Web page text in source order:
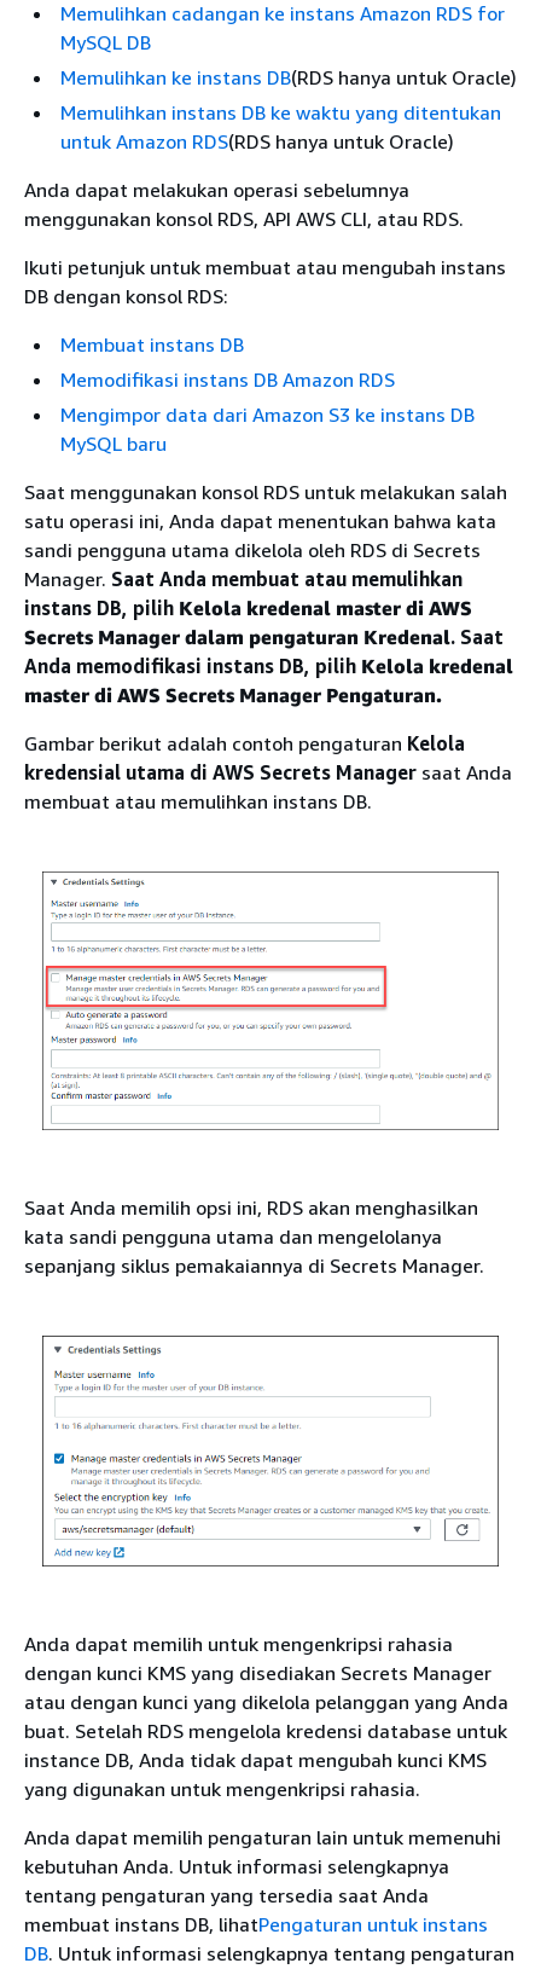
Memulihkan cadangan ke instans Amazon RDS for
MySQL DB
Memulihkan ke instans DB(RDS hanya untuk Oracle)
Memulihkan instans DB ke waktu yang ditentukan
untuk Amazon RDS(RDS hanya untuk Oracle)
Anda dapat melakukan operasi sebelumnya
menggunakan konsol RDS, API AWS CLI, atau RDS.
Ikuti petunjuk untuk membuat atau mengubah instans
DB dengan konsol RDS:
Membuat instans DB
Memodifikasi instans DB Amazon RDS
Mengimpor data dari Amazon S3 ke instans DB
MySQL baru
Saat menggunakan konsol RDS untuk melakukan salah
satu operasi ini, Anda dapat menentukan bahwa kata
sandi pengguna utama dikelola oleh RDS di Secrets
Manager. Saat Anda membuat atau memulihkan
instans DB, pilih Kelola kredenal master di AWS
Secrets Manager dalam pengaturan Kredenal. Saat
Anda memodifikasi instans DB, pilih Kelola kredenal
master di AWS Secrets Manager Pengaturan.
Gambar berikut adalah contoh pengaturan Kelola
kredensial utama di AWS Secrets Manager saat Anda
membuat atau memulihkan instans DB.
Saat Anda memilih opsi ini, RDS akan menghasilkan
kata sandi pengguna utama dan mengelolanya
sepanjang siklus pemakaiannya di Secrets Manager.
Anda dapat memilih untuk mengenkripsi rahasia
dengan kunci KMS yang disediakan Secrets Manager
atau dengan kunci yang dikelola pelanggan yang Anda
buat. Setelah RDS mengelola kredensi database untuk
instance DB, Anda tidak dapat mengubah kunci KMS
yang digunakan untuk mengenkripsi rahasia.
Anda dapat memilih pengaturan lain untuk memenuhi
kebutuhan Anda. Untuk informasi selengkapnya
tentang pengaturan yang tersedia saat Anda
membuat instans DB, lihatPengaturan untuk instans
DB. Untuk informasi selengkapnya tentang pengaturan